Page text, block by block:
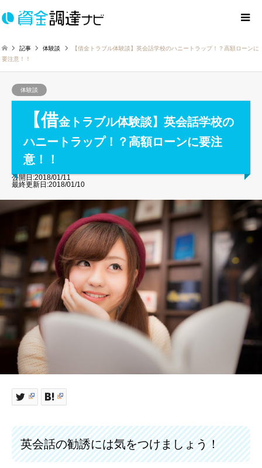
記事 体験談
【借金トラブル体験談】英会話学校のハニートラップ！？高額ローンに
要注意！！
体験談
【借金トラブル体験談】英会話学校の
ハニートラップ！？高額ローンに要注
意！！
公開日:2018/01/11
最終更新日:2018/01/10
英会話の勧誘には気をつけましょう！